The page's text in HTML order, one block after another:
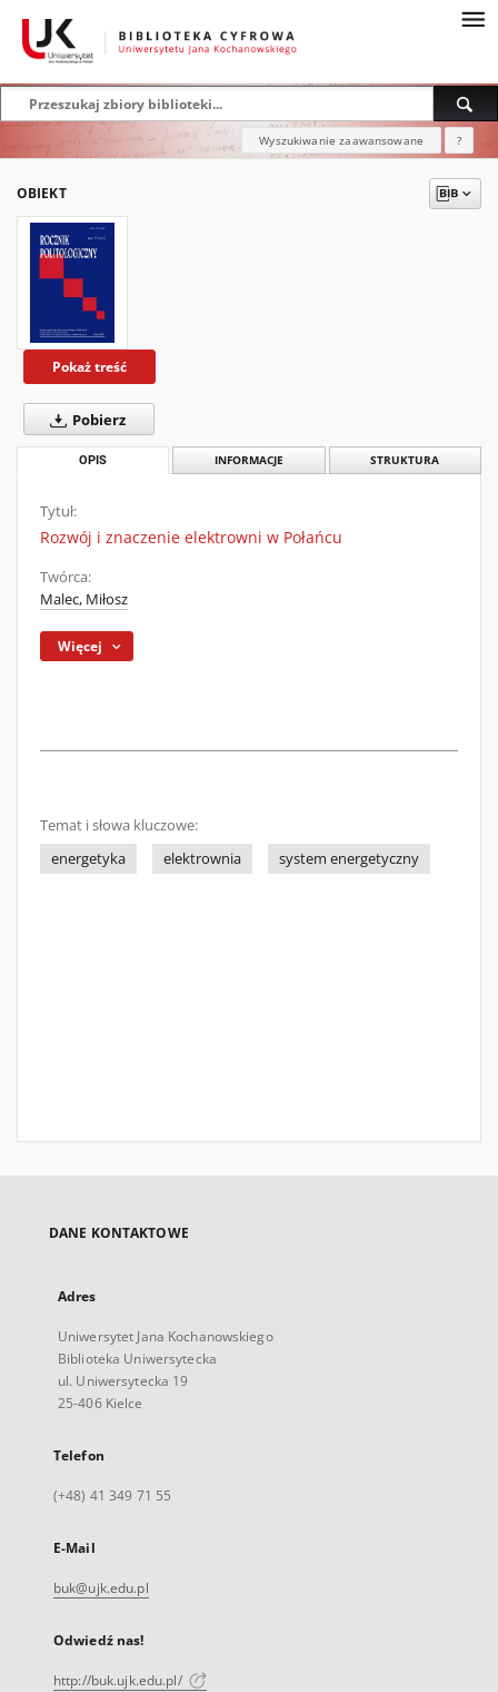
Wyszukiwanie zaawansowane ?
OBIEKT
Pokaż treść
Pobierz
OPIS INFORMACJE STRUKTURA
Tytuł:
Rozwój i znaczenie elektrowni w Połańcu
Twórca:
Malec, Miłosz
Więcej
Temat i słowa kluczowe:
energetyka
elektrownia system energetyczny
DANE KONTAKTOWE
Adres
Uniwersytet Jana Kochanowskiego
Biblioteka Uniwersytecka
ul. Uniwersytecka 19
25-406 Kielce
Telefon
(+48) 41 349 71 55
E-Mail
buk@ujk.edu.pl
Odwiedź nas!
http://buk.ujk.edu.pl/